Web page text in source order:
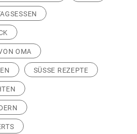
OMA
SÜSSE REZEPTE